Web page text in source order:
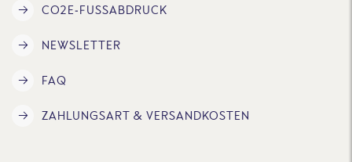
CO2E-FUSSABDRUCK
NEWSLETTER
FAQ
ZAHLUNGSART & VERSANDKOSTEN